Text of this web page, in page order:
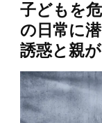
子どもを
の日常に
誘惑と親